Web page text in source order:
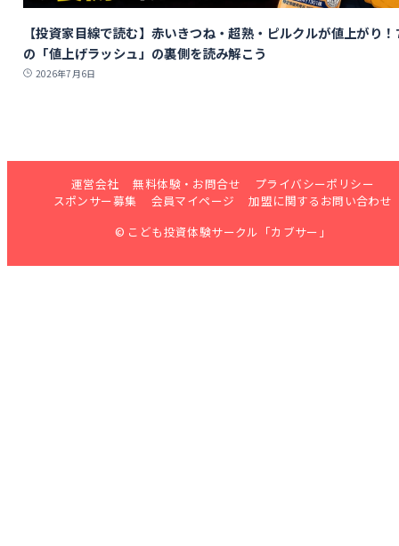
【投資家目線で読む】赤いきつね・超熟・ピルクルが値上がり
の「値上げラッシュ」の裏側を読み解こう
2026年7月6日
運営会社 無料体験・お問合せ
プライバシーポリシー
スポンサー募集
会員マイページ
加盟に関するお問い合わせ
© こども投資体験サークル「カブサー」